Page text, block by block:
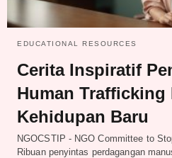
EDUCATIONAL RESOURCES
Cerita Inspiratif
Human Trafficking
Kehidupan Baru
NGOCSTIP - NGO Committee to
Ribuan penyintas perdagangan